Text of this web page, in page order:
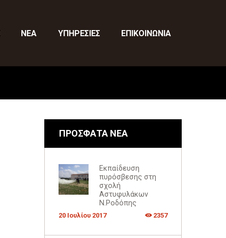
ΝΕΑ ΥΠΗΡΕΣΙΕΣ ΕΠΙΚΟΙΝΩΝΙΑ
ΠΡΟΣΦΑΤΑ ΝΕΑ
Εκπαίδευση
πυρόσβεσης στη
σχολή
Αστυφυλάκων
Ν.Ροδόπης
20 Ιουλίου 2017 2357